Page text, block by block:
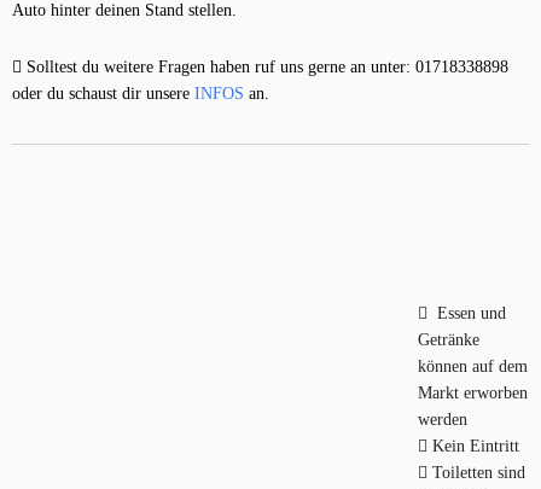
Auto hinter deinen Stand stellen.
Solltest du weitere Fragen haben ruf uns gerne an unter: 01718338898
oder du schaust dir unsere INFOS an.
Essen und
Getränke
können auf dem
Markt erworben
werden
Kein Eintritt
Toiletten sind